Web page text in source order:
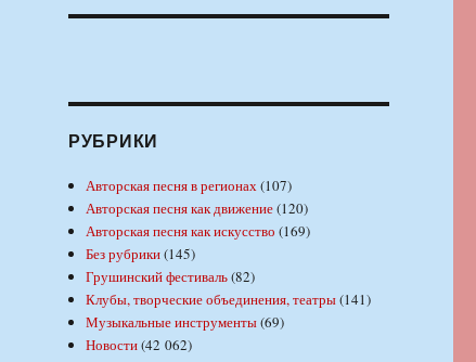
РУБРИКИ
Авторская песня в регионах(107)
Авторская песня как движение(120)
Авторская песня как искусство (169)
Без рубрики(145)
Грушинский фестиваль(82)
Клубы, творческие объединения, театры(141)
Музыкальные инструменты(69)
Новости(42 062)